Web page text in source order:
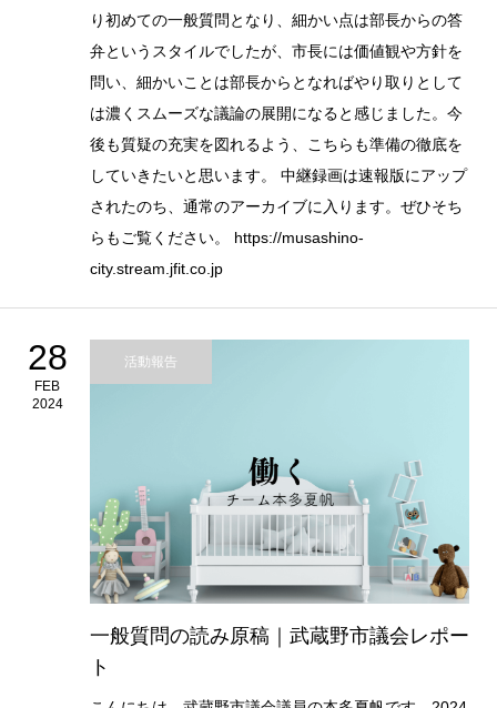
り初めての一般質問となり、細かい点は部長からの答
弁というスタイルでしたが、市長には価値観や方針を
問い、細かいことは部長からとなればやり取りとして
は濃くスムーズな議論の展開になると感じました。今
後も質疑の充実を図れるよう、こちらも準備の徹底を
していきたいと思います。 中継録画は速報版にアップ
されたのち、通常のアーカイブに入ります。ぜひそち
らもご覧ください。 https://musashino-
city.stream.jfit.co.jp
28
FEB
2024
活動報告
一般質問の読み原稿｜武蔵野市議会レポー
ト